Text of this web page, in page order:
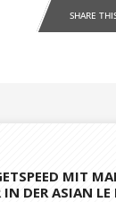
SHARE
MIT
IN DER ASIAN LE